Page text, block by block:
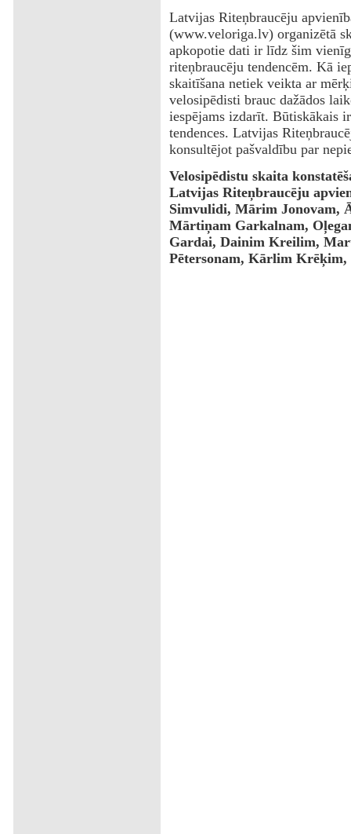
Latvijas Riteņbraucēju
(www.veloriga.lv) organizētā
apkopotie dati ir līdz šim
riteņbraucēju tendencēm. Kā
skaitīšana netiek veikta ar
velosipēdisti brauc dažādos
iespējams izdarīt. Būtiskākais
tendences. Latvijas
konsultējot pašvaldību par
Velosipēdistu skaita
Latvijas Riteņbraucēju
Simvulidi, Mārim Jonovam,
Mārtiņam Garkalnam,
Gardai, Dainim Kreilim,
Pētersonam, Kārlim